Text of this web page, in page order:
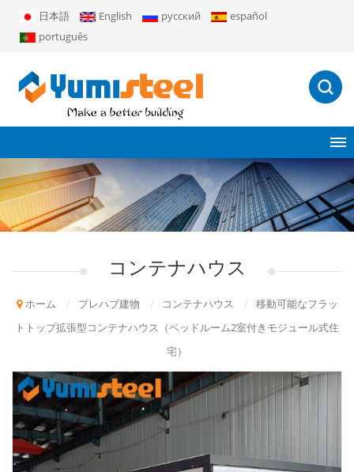
日本語 English русский
español
português
コンテナハウス
ホーム / プレハブ建物 / コンテナハウス /
移動可能なフラッ
トトップ拡張型コンテナハウス（ベッドルーム2室付きモジュール式住
宅）